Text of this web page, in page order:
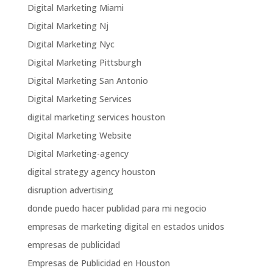
Digital Marketing Miami
Digital Marketing Nj
Digital Marketing Nyc
Digital Marketing Pittsburgh
Digital Marketing San Antonio
Digital Marketing Services
digital marketing services houston
Digital Marketing Website
Digital Marketing-agency
digital strategy agency houston
disruption advertising
donde puedo hacer publidad para mi negocio
empresas de marketing digital en estados unidos
empresas de publicidad
Empresas de Publicidad en Houston